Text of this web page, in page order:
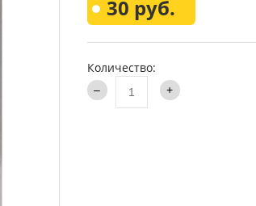
Всё
Каталог
30 руб.
Количество: